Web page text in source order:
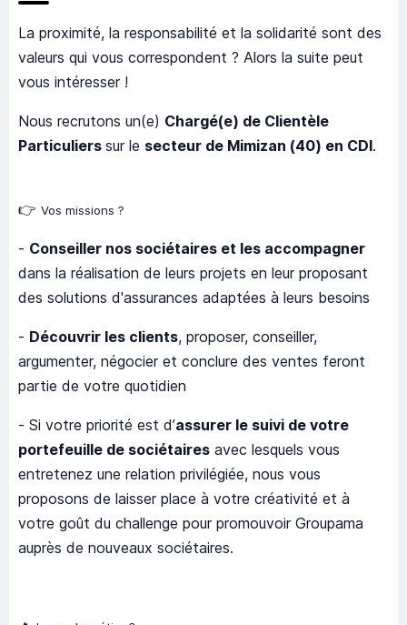
La proximité, la responsabilité et la solidarité sont des
valeurs qui vous correspondent ? Alors la suite peut
vous intéresser !
Nous recrutons un(e) Chargé(e) de Clientèle
Particuliers sur le secteur de Mimizan (40) en CDI.
👉 Vos missions ?
- Conseiller nos sociétaires et les accompagner
dans la réalisation de leurs projets en leur proposant
des solutions d'assurances adaptées à leurs besoins
- Découvrir les clients, proposer, conseiller,
argumenter, négocier et conclure des ventes feront
partie de votre quotidien
- Si votre priorité est d’assurer le suivi de votre
portefeuille de sociétaires avec lesquels vous
entretenez une relation privilégiée, nous vous
proposons de laisser place à votre créativité et à
votre goût du challenge pour promouvoir Groupama
auprès de nouveaux sociétaires.